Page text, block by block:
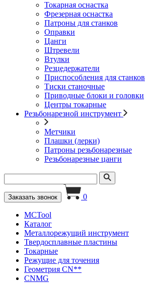
Токарная оснастка
Фрезерная оснастка
Патроны для станков
Оправки
Цанги
Штревели
Втулки
Резцедержатели
Приспособления для станков
Тиски станочные
Приводные блоки и головки
Центры токарные
Резьбонарезной инструмент
Метчики
Плашки (лерки)
Патроны резьбонарезные
Резьбонарезные цанги
Заказать звонок 0
MCTool
Каталог
Металлорежущий инструмент
Твердосплавные пластины
Токарные
Режущие для точения
Геометрия CN**
CNMG